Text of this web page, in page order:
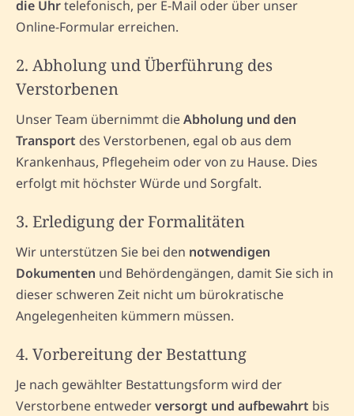
die Uhrtelefonisch, per E-Mail oder über unser
Online-Formular erreichen.
2. Abholung und Überführung des
Verstorbenen
Unser Team übernimmt dieAbholung und den
Transport des Verstorbenen, egal ob aus dem
Krankenhaus, Pflegeheim oder von zu Hause. Dies
erfolgt mit höchster Würde und Sorgfalt.
3. Erledigung der Formalitäten
Wir unterstützen Sie bei den notwendigen
Dokumenten und Behördengängen, damit Sie sich in
dieser schweren Zeit nicht um bürokratische
Angelegenheiten kümmern müssen.
4. Vorbereitung der Bestattung
Je nach gewählter Bestattungsform wird der
Verstorbene entwederversorgt und aufbewahrt bis